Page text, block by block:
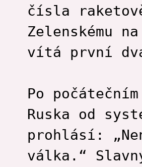
čísla
Zelenskému
vítá první
Po
Ruska od
prohlásí:
válka.“